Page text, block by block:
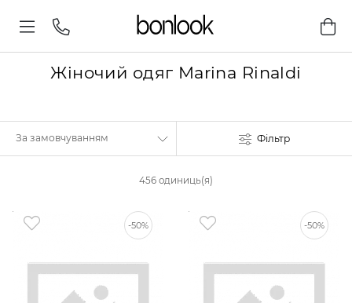
Жіночий одяг Marina Rinaldi
Фільтр
456 одиниць(я)
-50% -50%